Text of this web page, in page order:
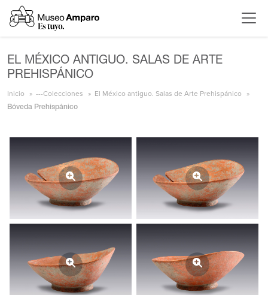
EL MÉXICO ANTIGUO. SALAS DE ARTE
PREHISPÁNICO
Inicio ---Colecciones El México antiguo. Salas de Arte Prehispánico
Bóveda Prehispánico